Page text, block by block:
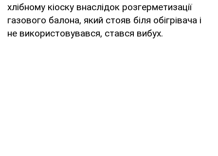
хлібному кіоску внаслідок розгерметизації
газового балона, який стояв біля обігрівача і
не використовувався, стався вибух.